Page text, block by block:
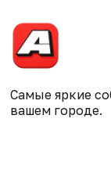
Самые яркие
вашем городе.